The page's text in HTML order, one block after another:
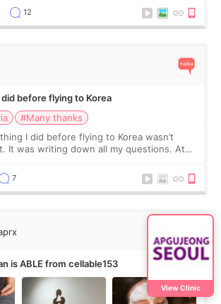
12
before flying to Korea
#Many thanks
I did before flying to Korea wasn’t
It was writing down all my questions. At
7
is ABLE from cellable153
View Clinic